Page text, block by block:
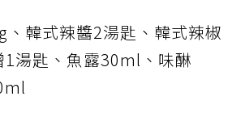
、韓式辣醬2湯匙、韓式辣椒
湯匙、魚露30ml、味醂